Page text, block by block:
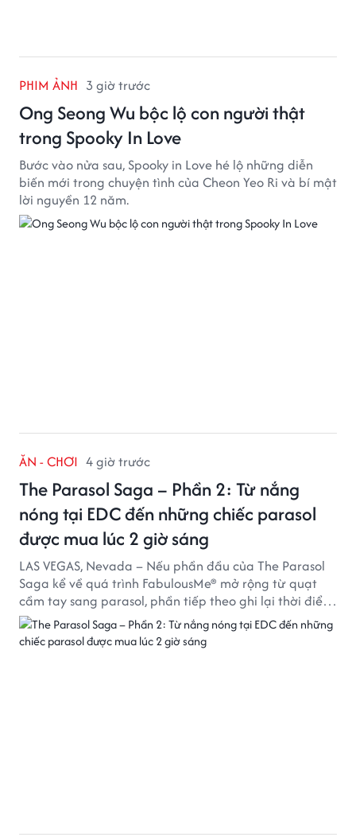
PHIM ẢNH 3 giờ trước
Ong Seong Wu bộc lộ con người thật
trong Spooky In Love
Bước vào nửa sau, Spooky in Love hé lộ những diễn
biến mới trong chuyện tình của Cheon Yeo Ri và bí mật
lời nguyền 12 năm.
ĂN - CHƠI 4 giờ trước
The Parasol Saga – Phần 2: Từ nắng
nóng tại EDC đến những chiếc parasol
được mua lúc 2 giờ sáng
LAS VEGAS, Nevada – Nếu phần đầu của The Parasol
Saga kể về quá trình FabulousMe® mở rộng từ quạt
cầm tay sang parasol, phần tiếp theo ghi lại thời điểm
sản phẩm được thị trường đón nhận và dần vượt khỏi
công năng che nắng thông thường.